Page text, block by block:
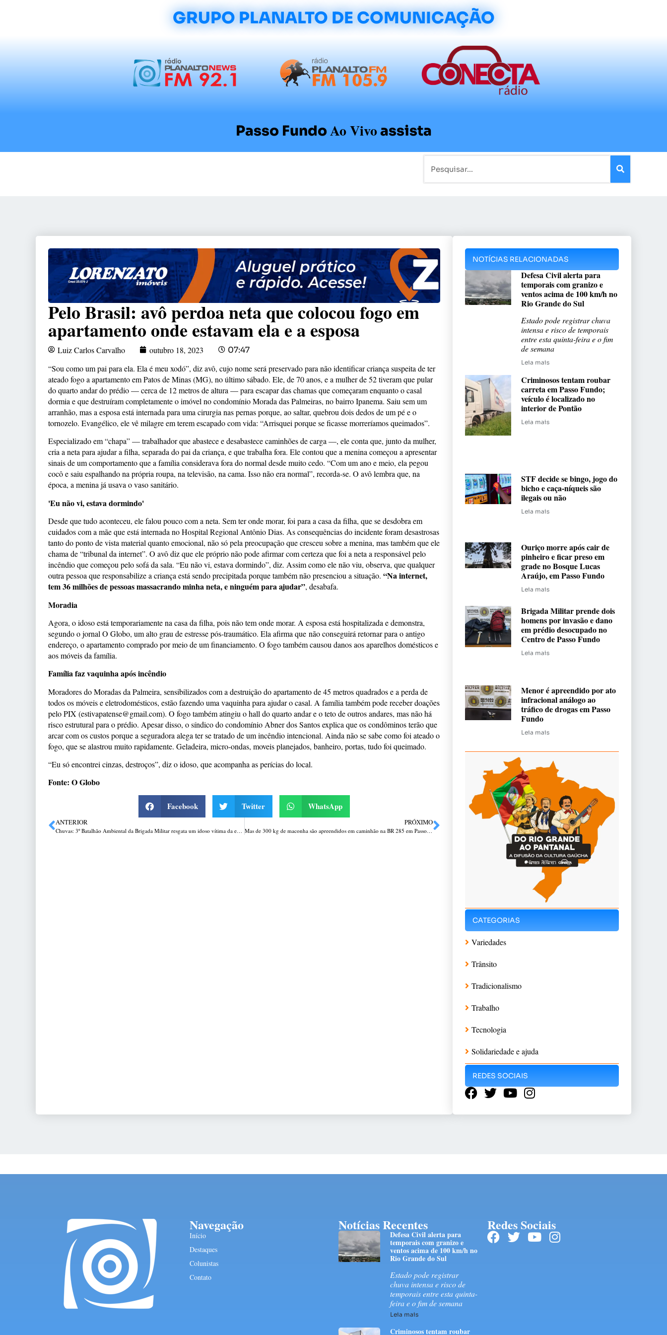
GRUPO PLANALTO DE COMUNICAÇÃO
Passo FundoAo Vivoassista
Pelo Brasil: avô perdoa neta que colocou fogo em
apartamento onde estavam ela e a esposa
Luiz Carlos Carvalho outubro 18, 2023
07:47
“Sou como um pai para ela. Ela é meu xodó”, diz avô, cujo nome será preservado para não identificar criança suspeita de ter
ateado fogo a apartamento em Patos de Minas (MG), no último sábado. Ele, de 70 anos, e a mulher de 52 tiveram que pular
do quarto andar do prédio — cerca de 12 metros de altura — para escapar das chamas que começaram enquanto o casal
dormia e que destruíram completamente o imóvel no condomínio Morada das Palmeiras, no bairro Ipanema. Saiu sem um
arranhão, mas a esposa está internada para uma cirurgia nas pernas porque, ao saltar, quebrou dois dedos de um pé e o
tornozelo. Evangélico, ele vê milagre em terem escapado com vida: “Arrisquei porque se ficasse morreríamos queimados”.
Especializado em “chapa” — trabalhador que abastece e desabastece caminhões de carga —, ele conta que, junto da mulher,
cria a neta para ajudar a filha, separada do pai da criança, e que trabalha fora. Ele contou que a menina começou a apresentar
sinais de um comportamento que a família considerava fora do normal desde muito cedo. “Com um ano e meio, ela pegou
cocô e saiu espalhando na própria roupa, na televisão, na cama. Isso não era normal”, recorda-se. O avô lembra que, na
época, a menina já usava o vaso sanitário.
'Eu não vi, estava dormindo'
Desde que tudo aconteceu, ele falou pouco com a neta. Sem ter onde morar, foi para a casa da filha, que se desdobra em
cuidados com a mãe que está internada no Hospital Regional Antônio Dias. As consequências do incidente foram desastrosas
tanto do ponto de vista material quanto emocional, não só pela preocupação que cresceu sobre a menina, mas também que ele
chama de “tribunal da internet”. O avô diz que ele próprio não pode afirmar com certeza que foi a neta a responsável pelo
incêndio que começou pelo sofá da sala. “Eu não vi, estava dormindo”, diz. Assim como ele não viu, observa, que qualquer
outra pessoa que responsabilize a criança está sendo precipitada porque também não presenciou a situação. “Na internet,
tem 36 milhões de pessoas massacrando minha neta, e ninguém para ajudar”, desabafa.
Moradia
Agora, o idoso está temporariamente na casa da filha, pois não tem onde morar. A esposa está hospitalizada e demonstra,
segundo o jornal O Globo, um alto grau de estresse pós-traumático. Ela afirma que não conseguirá retornar para o antigo
endereço, o apartamento comprado por meio de um financiamento. O fogo também causou danos aos aparelhos domésticos e
aos móveis da família.
Família faz vaquinha após incêndio
Moradores do Moradas da Palmeira, sensibilizados com a destruição do apartamento de 45 metros quadrados e a perda de
todos os móveis e eletrodomésticos, estão fazendo uma vaquinha para ajudar o casal. A família também pode receber doações
pelo PIX (estivapatense@gmail.com). O fogo também atingiu o hall do quarto andar e o teto de outros andares, mas não há
risco estrutural para o prédio. Apesar disso, o síndico do condomínio Abner dos Santos explica que os condôminos terão que
arcar com os custos porque a seguradora alega ter se tratado de um incêndio intencional. Ainda não se sabe como foi ateado o
fogo, que se alastrou muito rapidamente. Geladeira, micro-ondas, moveis planejados, banheiro, portas, tudo foi queimado.
“Eu só encontrei cinzas, destroços”, diz o idoso, que acompanha as perícias do local.
Fonte: O Globo
Facebook Twitter WhatsApp
ANTERIOR
Chuvas: 3º Batalhão Ambiental da Brigada Militar resgata um idoso vítima da enchente em Frederico Westphalen
PRÓXIMO
Mas de 300 kg de maconha são apreendidos em caminhão na BR 285 em Passo Fundo
NOTÍCIAS RELACIONADAS
Defesa Civil alerta para
temporais com granizo e
ventos acima de 100 km/h no
Rio Grande do Sul
Estado pode registrar chuva
intensa e risco de temporais
entre esta quinta-feira e o fim
de semana
Leia mais
Criminosos tentam roubar
carreta em Passo Fundo;
veículo é localizado no
interior de Pontão
Leia mais
STF decide se bingo, jogo do
bicho e caça-níqueis são
ilegais ou não
Leia mais
Ouriço morre após cair de
pinheiro e ficar preso em
grade no Bosque Lucas
Araújo, em Passo Fundo
Leia mais
Brigada Militar prende dois
homens por invasão e dano
em prédio desocupado no
Centro de Passo Fundo
Leia mais
Menor é apreendido por ato
infracional análogo ao
tráfico de drogas em Passo
Fundo
Leia mais
CATEGORIAS
Variedades
Trânsito
Tradicionalismo
Trabalho
Tecnologia
Solidariedade e ajuda
REDES SOCIAIS
Navegação
Início
Destaques
Colunistas
Contato
Notícias Recentes
Defesa Civil alerta para
temporais com granizo e
ventos acima de 100 km/h no
Rio Grande do Sul
Estado pode registrar
chuva intensa e risco de
temporais entre esta quinta-
feira e o fim de semana
Leia mais
Criminosos tentam roubar
Redes Sociais